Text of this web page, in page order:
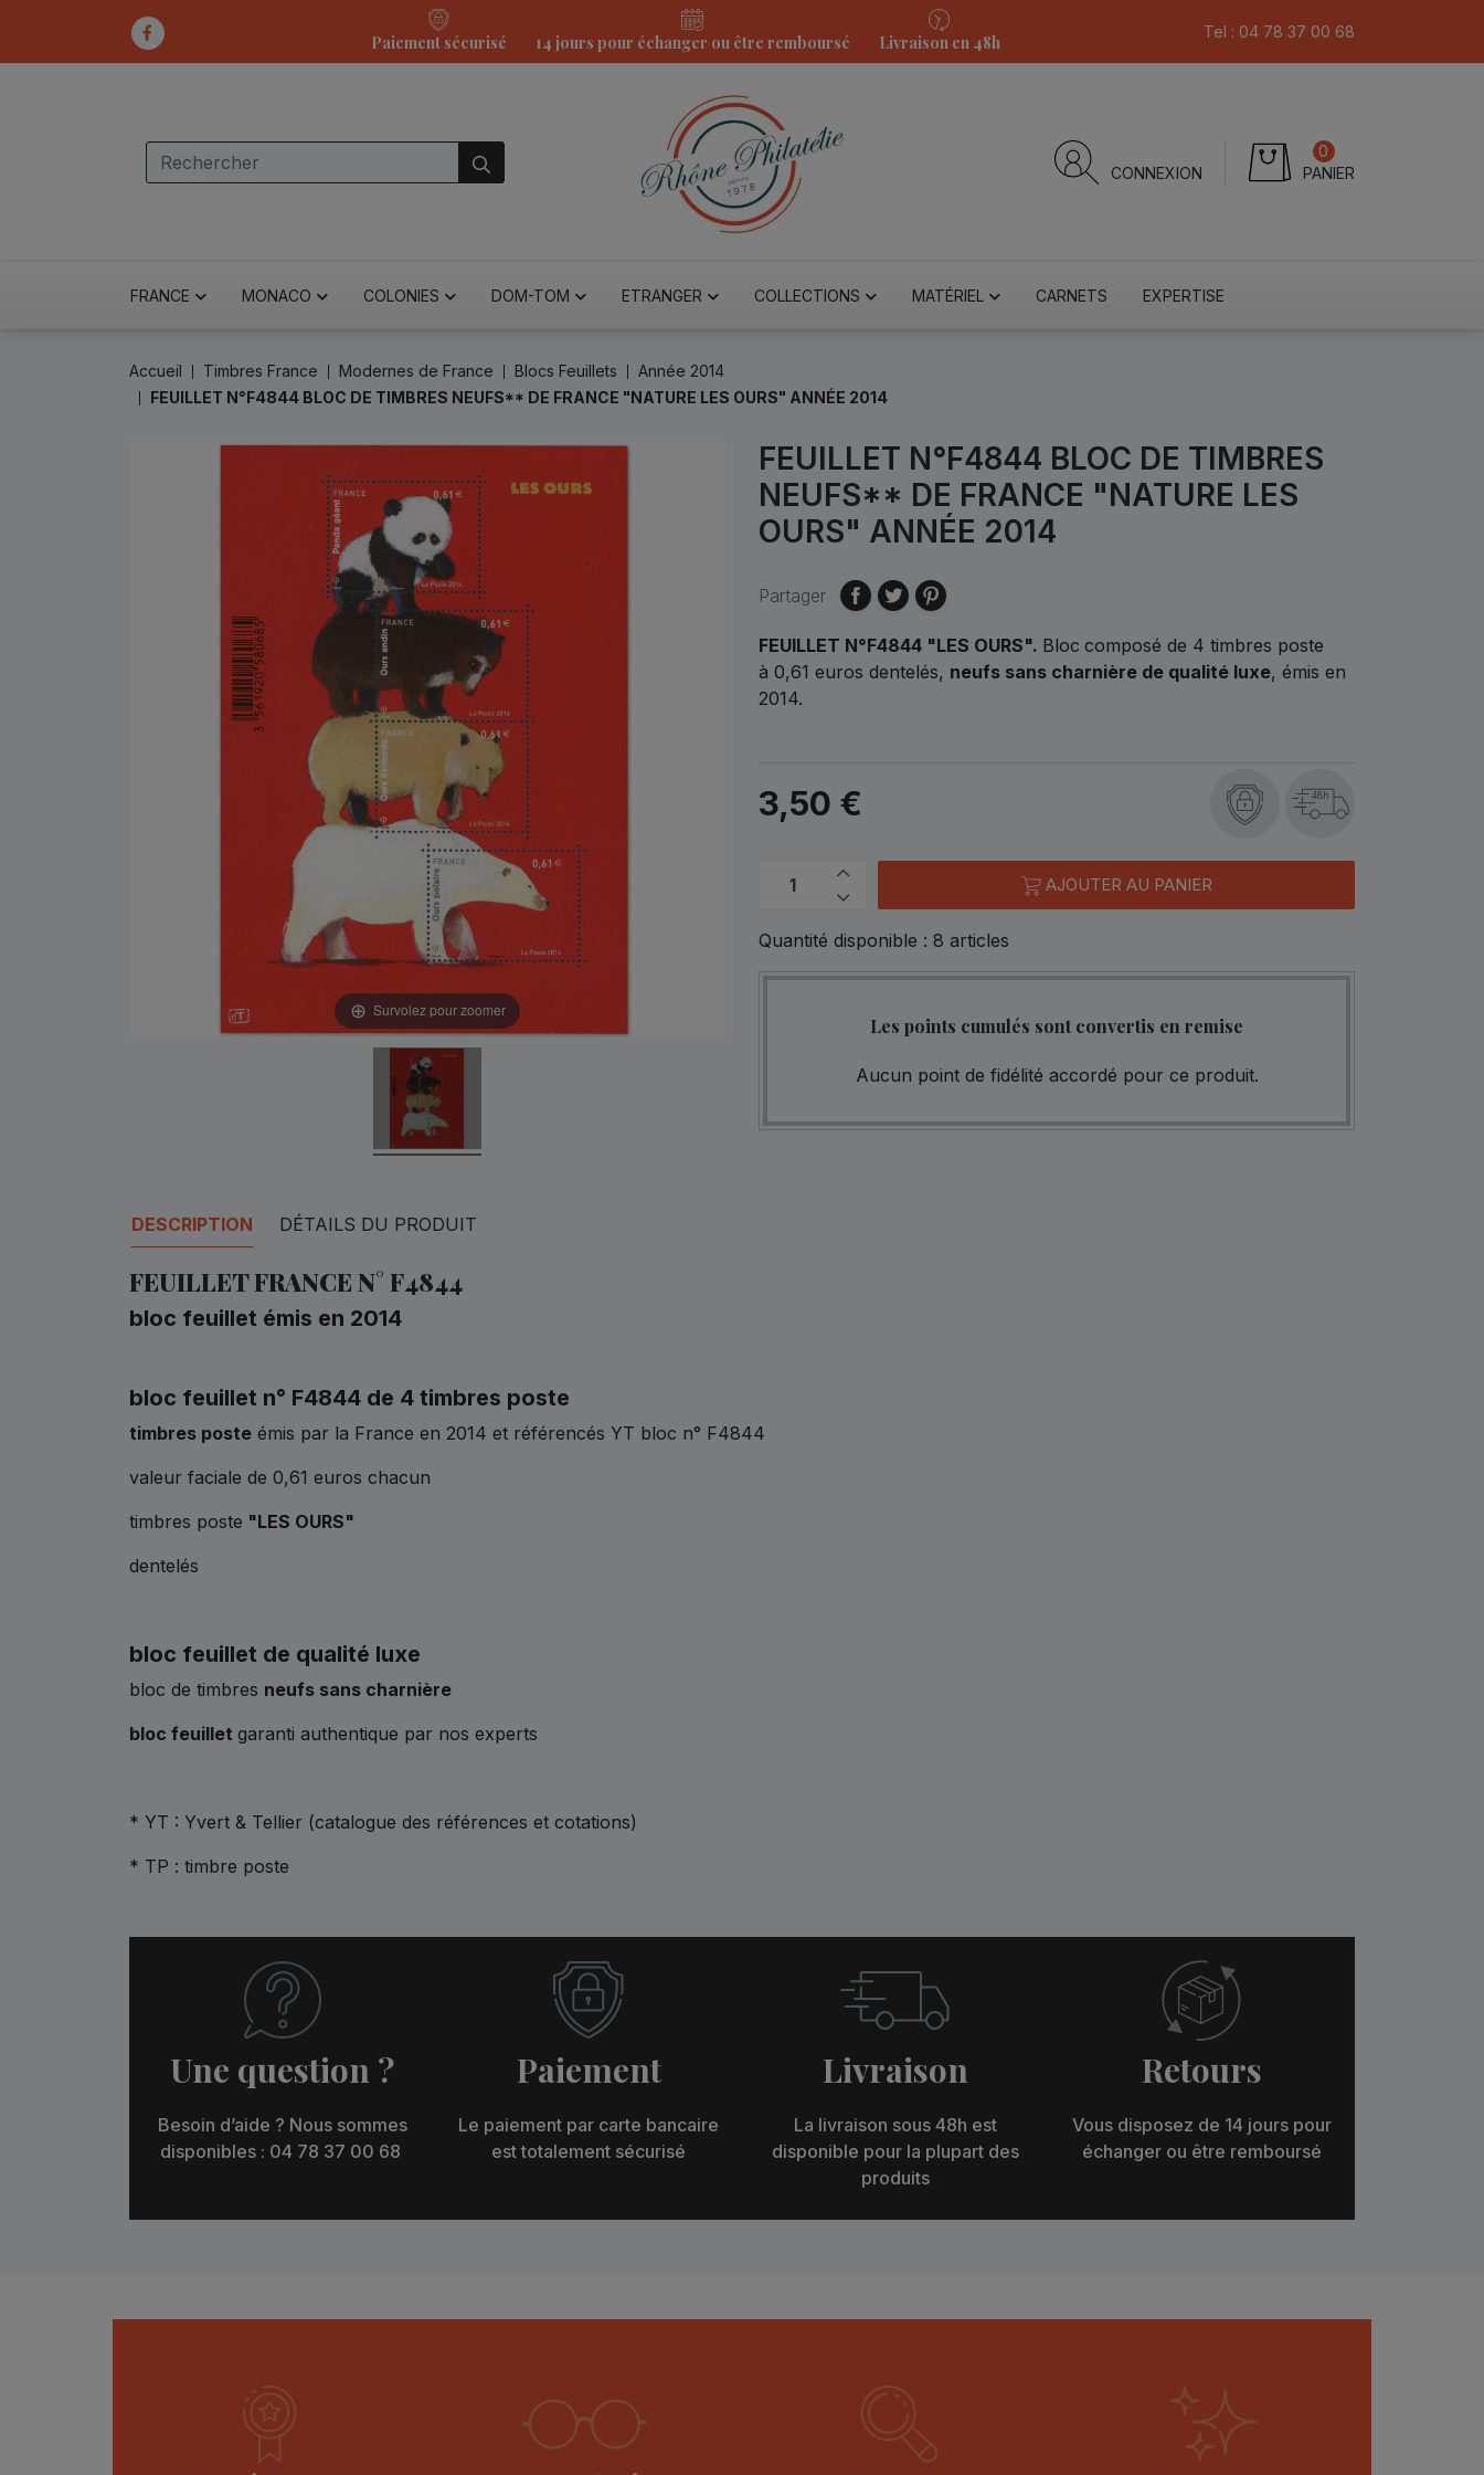
Paiement sécurisé 14 jours pour échanger ou être remboursé Livraison en 48h
Tel : 04 78 37 00 68
CONNEXION PANIER
0
FRANCE MONACO COLONIES DOM-TOM ETRANGER COLLECTIONS MATÉRIEL CARNETS EXPERTISE
Accueil Timbres France Modernes de France Blocs Feuillets
Année 2014
FEUILLET N°F4844 BLOC DE TIMBRES NEUFS** DE FRANCE "NATURE LES OURS" ANNÉE 2014
Survolez pour zoomer
FEUILLET N°F4844 BLOC DE TIMBRES
NEUFS** DE FRANCE "NATURE LES
OURS" ANNÉE 2014
Partager
FEUILLET N°F4844 "LES OURS". Bloc composé de 4 timbres poste
à 0,61 euros dentelés, neufs sans charnière de qualité luxe, émis en
2014.
3,50 € 48h
AJOUTER AU PANIER
Quantité disponible : 8 articles
Les points cumulés sont convertis en remise
Aucun point de fidélité accordé pour ce produit.
DESCRIPTION DÉTAILS DU PRODUIT
FEUILLET FRANCE N° F4844
bloc feuillet émis en 2014
bloc feuillet n° F4844 de 4 timbres poste
timbres poste émis par la France en 2014 et référencés YT bloc n° F4844
valeur faciale de 0,61 euros chacun
timbres poste "LES OURS"
dentelés
bloc feuillet de qualité luxe
bloc de timbres neufs sans charnière
bloc feuillet garanti authentique par nos experts
* YT : Yvert & Tellier (catalogue des références et cotations)
* TP : timbre poste
Une question ?
Besoin d’aide ? Nous sommes
disponibles : 04 78 37 00 68
Paiement
Le paiement par carte bancaire
est totalement sécurisé
Livraison
La livraison sous 48h est
disponible pour la plupart des
produits
Retours
Vous disposez de 14 jours pour
échanger ou être remboursé